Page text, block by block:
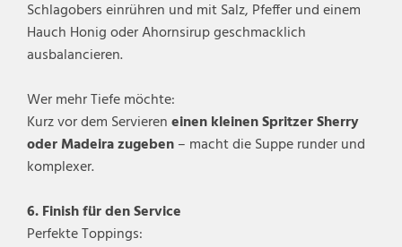
Schlagobers einrühren und mit Salz, Pfeffer und einem
Hauch Honig oder Ahornsirup geschmacklich
ausbalancieren.
Wer mehr Tiefe möchte:
Kurz vor dem Serviereneinen kleinen Spritzer Sherry
oder Madeira zugeben– macht die Suppe runder und
komplexer.
6. Finish für den Service
Perfekte Toppings: